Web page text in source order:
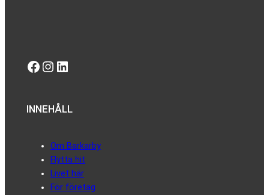
Facebook Instagram LinkedIn
INNEHÅLL
Om Barkarby
Flytta hit
Livet här
För företag